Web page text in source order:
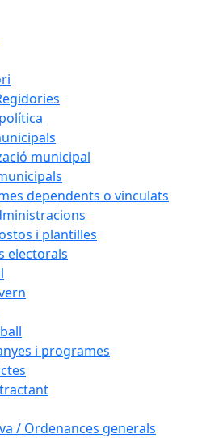
municipal
dependents o vinculats
i plantilles
electorals
i programes
/ Ordenances generals